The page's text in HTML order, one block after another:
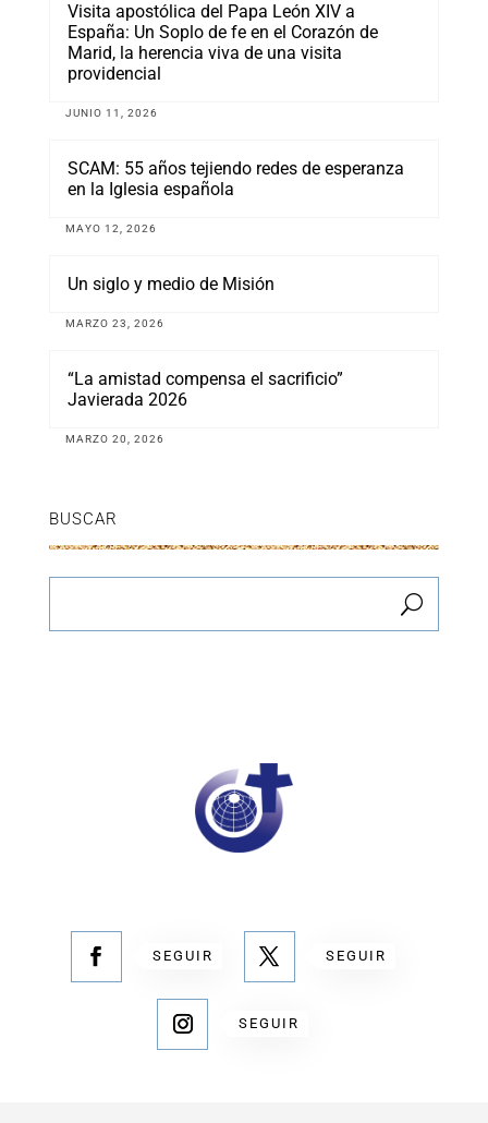
Visita apostólica del Papa León XIV a
España: Un Soplo de fe en el Corazón de
Marid, la herencia viva de una visita
providencial
JUNIO 11, 2026
SCAM: 55 años tejiendo redes de esperanza
en la Iglesia española
MAYO 12, 2026
Un siglo y medio de Misión
MARZO 23, 2026
“La amistad compensa el sacrificio”
Javierada 2026
MARZO 20, 2026
BUSCAR
SEGUIR SEGUIR
SEGUIR